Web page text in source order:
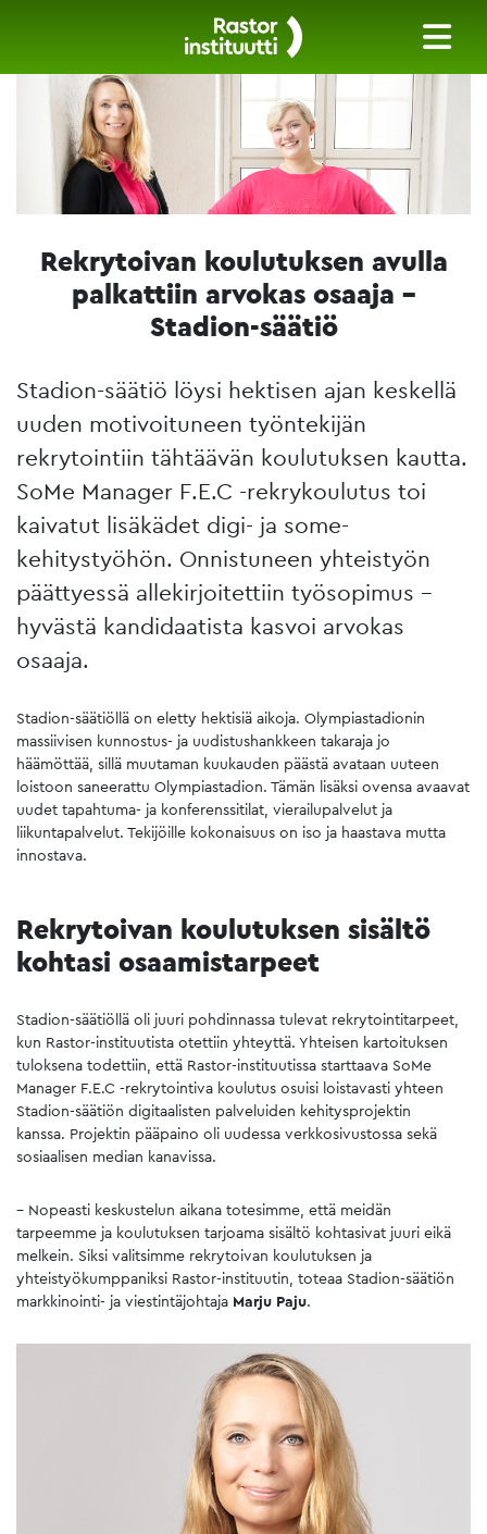
Rekrytoivan koulutuksen avulla
palkattiin arvokas osaaja –
Stadion-säätiö
Stadion-säätiö löysi hektisen ajan keskellä
uuden motivoituneen työntekijän
rekrytointiin tähtäävän koulutuksen kautta.
SoMe Manager F.E.C -rekrykoulutus toi
kaivatut lisäkädet digi- ja some-
kehitystyöhön. Onnistuneen yhteistyön
päättyessä allekirjoitettiin työsopimus –
hyvästä kandidaatista kasvoi arvokas
osaaja.
Stadion-säätiöllä on eletty hektisiä aikoja. Olympiastadionin
massiivisen kunnostus- ja uudistushankkeen takaraja jo
häämöttää, sillä muutaman kuukauden päästä avataan uuteen
loistoon saneerattu Olympiastadion. Tämän lisäksi ovensa avaavat
uudet tapahtuma- ja konferenssitilat, vierailupalvelut ja
liikuntapalvelut. Tekijöille kokonaisuus on iso ja haastava mutta
innostava.
Rekrytoivan koulutuksen sisältö
kohtasi osaamistarpeet
Stadion-säätiöllä oli juuri pohdinnassa tulevat rekrytointitarpeet,
kun Rastor-instituutista otettiin yhteyttä. Yhteisen kartoituksen
tuloksena todettiin, että Rastor-instituutissa starttaava SoMe
Manager F.E.C -rekrytointiva koulutus osuisi loistavasti yhteen
Stadion-säätiön digitaalisten palveluiden kehitysprojektin
kanssa. Projektin pääpaino oli uudessa verkkosivustossa sekä
sosiaalisen median kanavissa.
– Nopeasti keskustelun aikana totesimme, että meidän
tarpeemme ja koulutuksen tarjoama sisältö kohtasivat juuri eikä
melkein. Siksi valitsimme rekrytoivan koulutuksen ja
yhteistyökumppaniksi Rastor-instituutin, toteaa Stadion-säätiön
markkinointi- ja viestintäjohtaja Marju Paju.